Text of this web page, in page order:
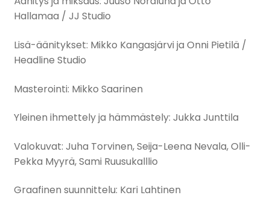
Hallamaa / JJ Studio
Lisä-äänitykset: Mikko Kangasjärvi ja Onni Pietilä /
Headline Studio
Masterointi: Mikko Saarinen
Yleinen ihmettely ja hämmästely: Jukka Junttila
Valokuvat: Juha Torvinen, Seija-Leena Nevala, Olli-
Pekka Myyrä, Sami Ruusukalllio
Graafinen suunnittelu: Kari Lahtinen